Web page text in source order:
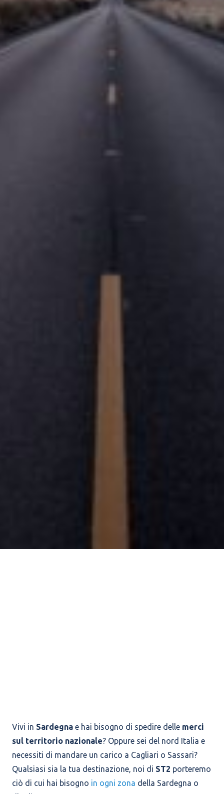
Vivi in Sardegna e hai bisogno di spedire delle merci
sul territorio nazionale? Oppure sei del nord Italia e
necessiti di mandare un carico a Cagliari o Sassari?
Qualsiasi sia la tua destinazione, noi di ST2 porteremo
ciò di cui hai bisogno in ogni zona della Sardegna o